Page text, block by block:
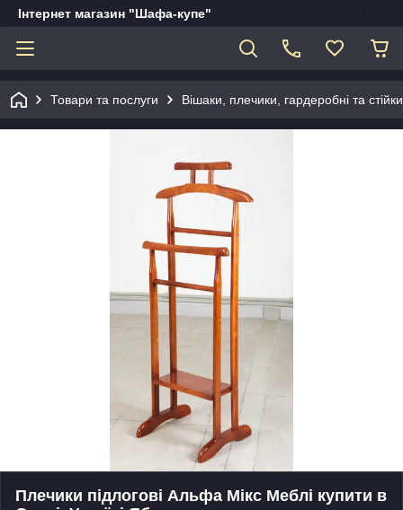
Інтернет магазин "Шафа-купе"
Товари та послуги Вішаки, плечики, гардеробні та
Плечики підлогові Альфа Мікс Меблі купити в